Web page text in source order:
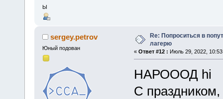
Ы
sergey.petrov
Юный подован
Re: Попроситься в
лагерю
« Ответ #12 : Июль 29, 2022,
НАРОООД hi
С праздником,